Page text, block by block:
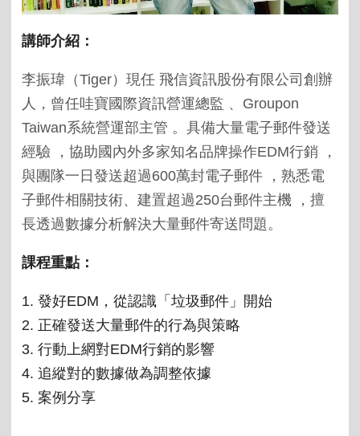
講師介紹：
李振瑋（Tiger）現任 飛信資訊股份有限公司創辦
人，曾任哇寶國際資訊營運總監 、 Groupon
Taiwan系統營運部主管 。具備大量電子郵件發送
經驗 ，協助國內外多家知名品牌操作EDM行銷 ，
與團隊一日發送超過600萬封電子郵件 ，熟悉電
子郵件相關技術、建置超過250台郵件主機 ，擅
長透過數據分析解決大量郵件寄送問題。
課程重點：
1.發好EDM ，從認識「垃圾郵件」開始
2. 正確發送大量郵件的行為與策略
3.行動上網對EDM行銷的影響
4.追縱對的數據做為調整依據
5.案例分享